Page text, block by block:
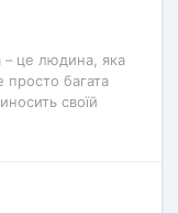
– це людина, яка
просто багата
своїй